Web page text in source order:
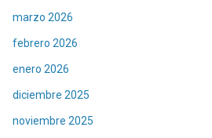
marzo 2026
febrero 2026
enero 2026
diciembre 2025
noviembre 2025